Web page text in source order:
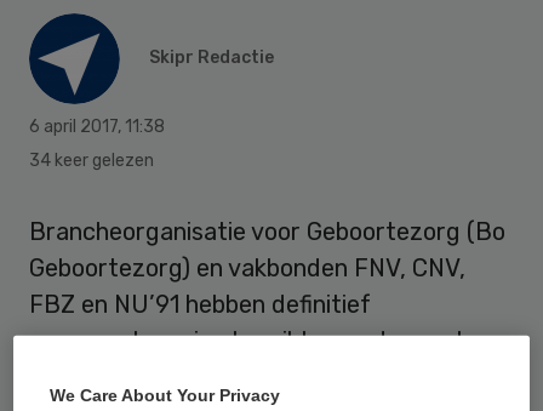
Skipr Redactie
6 april 2017, 11:38
34 keer gelezen
Brancheorganisatie voor Geboortezorg (Bo
Geboortezorg) en vakbonden FNV, CNV,
FBZ en NU’91 hebben definitief
overeenstemming bereikt over de eerste
We Care About Your Privacy